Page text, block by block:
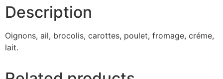
Description
Oignons, ail, brocolis, carottes, poulet, fromage, créme,
lait.